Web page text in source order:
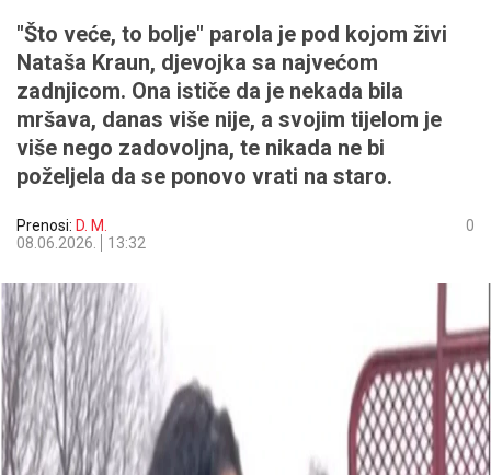
"Što veće, to bolje" parola je pod kojom živi
Nataša Kraun, djevojka sa najvećom
zadnjicom. Ona ističe da je nekada bila
mršava, danas više nije, a svojim tijelom je
više nego zadovoljna, te nikada ne bi
poželjela da se ponovo vrati na staro.
Prenosi: D. M.
08.06.2026.
13:32
0